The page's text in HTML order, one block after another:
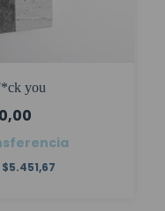
you
$5.451,67